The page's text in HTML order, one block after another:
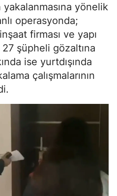
yönelik
operasyonda;
firması ve yapı
şüpheli gözaltına
ise yurtdışında
çalışmalarının